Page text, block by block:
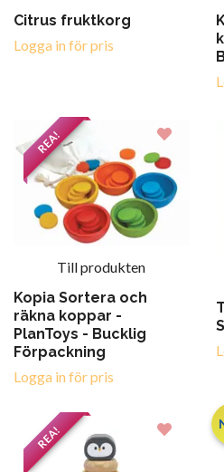
Citrus fruktkorg
Logga in för pris
REA!
Till produkten
Kopia Sortera och
räkna koppar -
PlanToys - Bucklig
Förpackning
Logga in för pris
REA!